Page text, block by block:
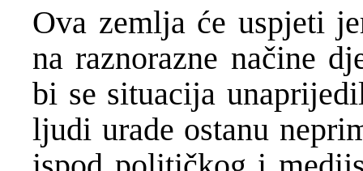
Ova zemlja će uspjeti
na raznorazne načine
bi se situacija
ljudi urade ostanu